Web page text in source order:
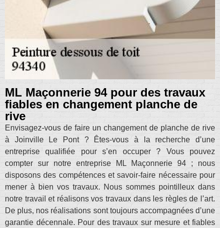
ML Maçonnerie 94 pour des travaux
fiables en changement planche de
rive
Envisagez-vous de faire un changement de planche de rive
à Joinville Le Pont ? Êtes-vous à la recherche d’une
entreprise qualifiée pour s’en occuper ? Vous pouvez
compter sur notre entreprise ML Maçonnerie 94 ; nous
disposons des compétences et savoir-faire nécessaire pour
mener à bien vos travaux. Nous sommes pointilleux dans
notre travail et réalisons vos travaux dans les règles de l’art.
De plus, nos réalisations sont toujours accompagnées d’une
garantie décennale. Pour des travaux sur mesure et fiables